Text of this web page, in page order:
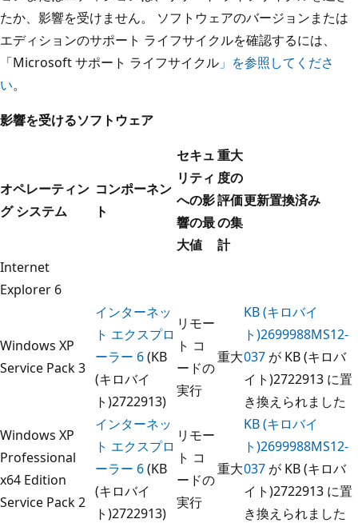
たか、影響を受けません。 ソフトウェアのバージョンまたは
エディションのサポート ライフサイクルを確認するには、
「Microsoft サポート ライフサイクル 」を参照してくださ
い。
影響を受けるソフトウェア
オペレーティン
グ システム
コンポーネン
ト
セキュ
リティ
への影
響の最
大値
重大
度の
評価
の集
計
更新置換済み
Internet
Explorer 6
Windows XP
Service Pack 3
インターネッ
ト エクスプロ
ーラー 6(KB
(キロバイ
ト)2722913)
リモー
ト コ
ードの
実行
重大
KB (キロバイ
ト)2699988MS12-
037 が KB (キロバ
イト)2722913 に置
き換えられました
Windows XP
Professional
x64 Edition
Service Pack 2
インターネッ
ト エクスプロ
ーラー 6(KB
(キロバイ
ト)2722913)
リモー
ト コ
ードの
実行
重大
KB (キロバイ
ト)2699988MS12-
037 が KB (キロバ
イト)2722913 に置
き換えられました